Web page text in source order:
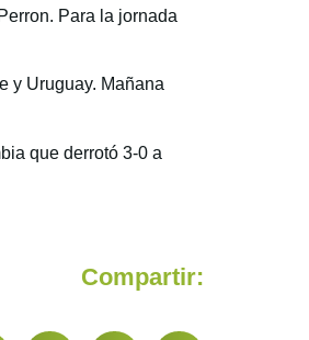
Para la jornada
y Uruguay. Mañana
que derrotó 3-0 a
Compartir: